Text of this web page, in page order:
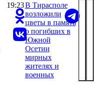
19:23В Тирасполе
возложили
цветы в память
о погибших в
Южной
Осетии
мирных
жителях и
военных